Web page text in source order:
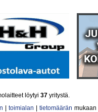
löytyi 37 yritystä.
toimialan tietomäärän mukaan